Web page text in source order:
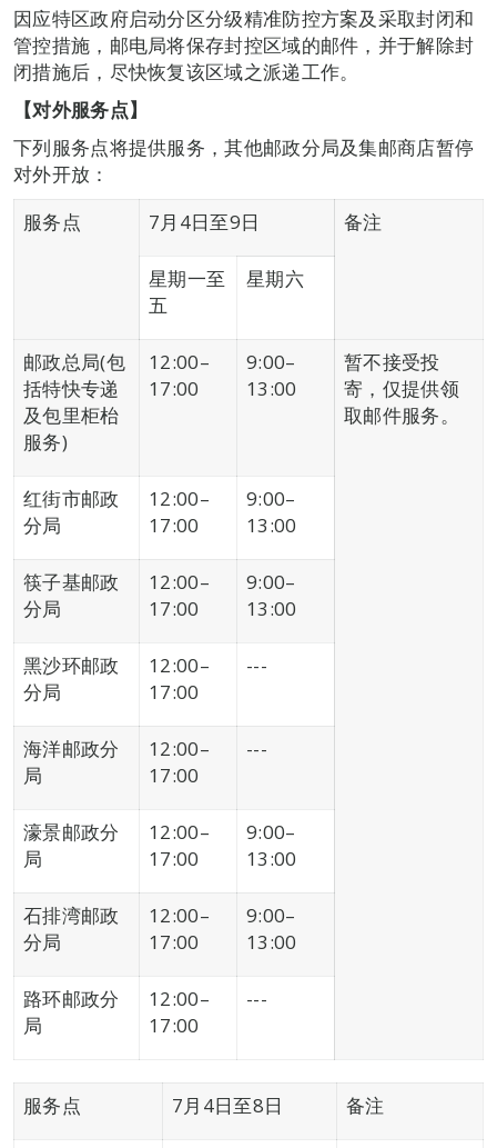
因应特区政府启动分区分级精准防控方案及采取封闭和
管控措施，邮电局将保存封控区域的邮件，并于解除封
闭措施后，尽快恢复该区域之派递工作。
【对外服务点】
下列服务点将提供服务，其他邮政分局及集邮商店暂停
对外开放：
服务点
7月4日至9日 备注
星期一至
五
星期六
邮政总局(包
括特快专递
及包里柜枱
服务)
12:00–
17:00
9:00–
13:00
暂不接受投
寄，仅提供领
取邮件服务。
红街市邮政
分局
12:00–
17:00
9:00–
13:00
筷子基邮政
分局
12:00–
17:00
9:00–
13:00
黑沙环邮政
分局
12:00–
17:00
---
海洋邮政分
局
12:00–
17:00
---
濠景邮政分
局
12:00–
17:00
9:00–
13:00
石排湾邮政
分局
12:00–
17:00
9:00–
13:00
路环邮政分
局
12:00–
17:00
---
服务点 7月4日至8日 备注